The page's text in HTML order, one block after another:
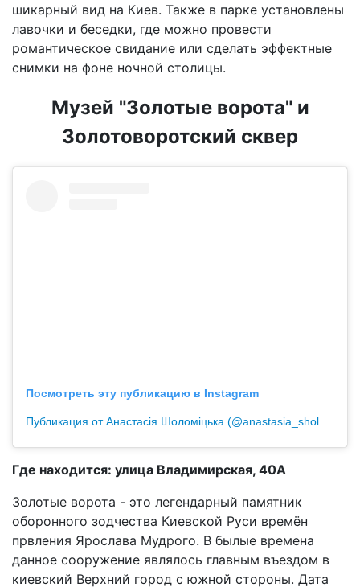
шикарный вид на Киев. Также в парке установлены
лавочки и беседки, где можно провести
романтическое свидание или сделать эффектные
снимки на фоне ночной столицы.
Музей "Золотые ворота" и
Золотоворотский сквер
Посмотреть эту публикацию в Instagram
Где находится: улица Владимирская, 40А
Золотые ворота - это легендарный памятник
оборонного зодчества Киевской Руси времён
првления Ярослава Мудрого. В былые времена
данное сооружение являлось главным въездом в
киевский Верхний город с южной стороны. Дата